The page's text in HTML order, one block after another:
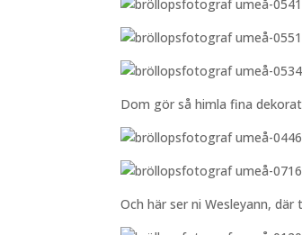
Dom gör så himla fina
Och här ser ni Wesleyann,